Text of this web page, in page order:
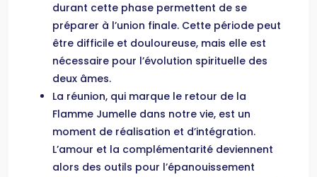
durant cette phase permettent de se
préparer à l’union finale. Cette période peut
être difficile et douloureuse, mais elle est
nécessaire pour l’évolution spirituelle des
deux âmes.
La réunion, qui marque le retour de la
Flamme Jumelle dans notre vie, est un
moment de réalisation et d’intégration.
L’amour et la complémentarité deviennent
alors des outils pour l’épanouissement